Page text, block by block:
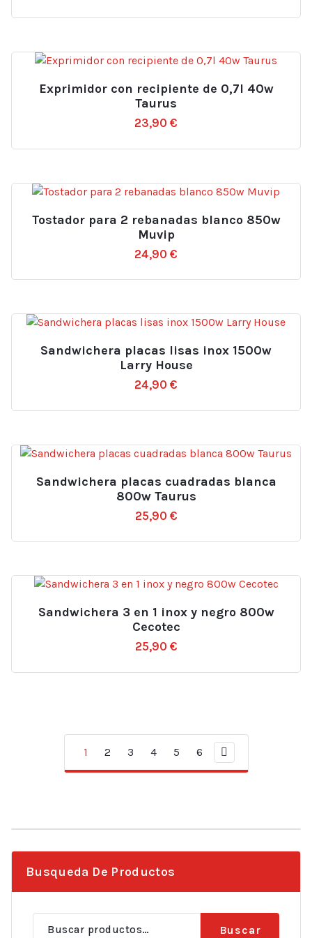
Exprimidor con recipiente de 0,7l 40w
Taurus
23,90 €
Tostador para 2 rebanadas blanco 850w
Muvip
24,90 €
Sandwichera placas lisas inox 1500w
Larry House
24,90 €
Sandwichera placas cuadradas blanca
800w Taurus
25,90 €
Sandwichera 3 en 1 inox y negro 800w
Cecotec
25,90 €
1 2 3 4 5 6
Busqueda De Productos
Buscar